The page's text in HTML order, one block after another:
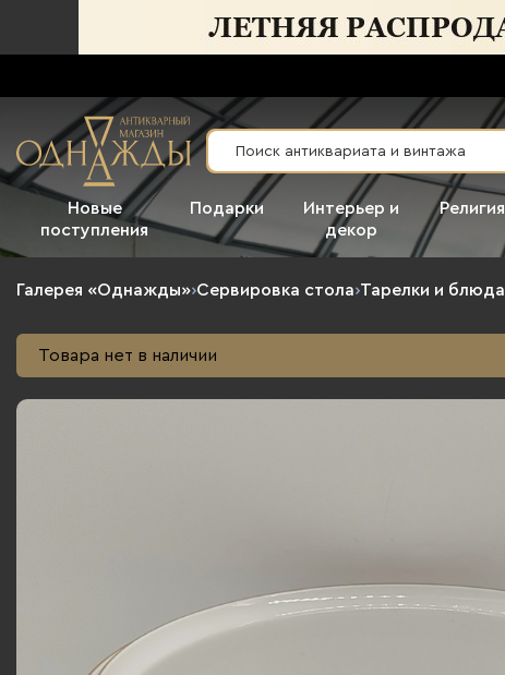
Новые
поступления
Подарки
Интерьер и
декор
Религия
Галерея «Однажды»›Сервировка стола›Тарелки и блюда
Товара нет в наличии